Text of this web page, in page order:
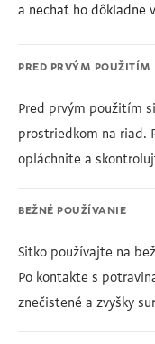
a nechať ho dôkladne
PRED PRVÝM POUŽITÍM
Pred prvým použitím
prostriedkom na riad.
opláchnite a
BEŽNÉ POUŽÍVANIE
Sitko používajte na
Po kontakte s
znečistené a zvyšky